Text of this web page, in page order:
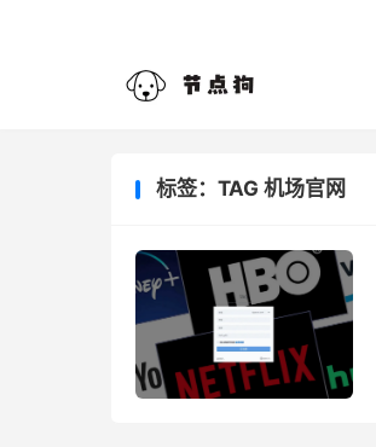
标签：TAG 机场官网